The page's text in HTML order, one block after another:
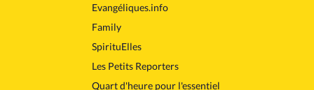
Evangéliques.info
Family
SpirituElles
Les Petits Reporters
Quart d'heure pour l'essentiel